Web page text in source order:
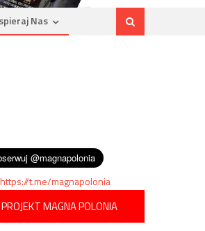
Nas
https://t.me/magnapolonia
MAGNA POLONIA